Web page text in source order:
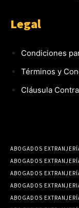
Legal
Condiciones
Términos y
Cláusula
ABOGADOS
ABOGADOS
ABOGADOS
ABOGADOS
ABOGADOS